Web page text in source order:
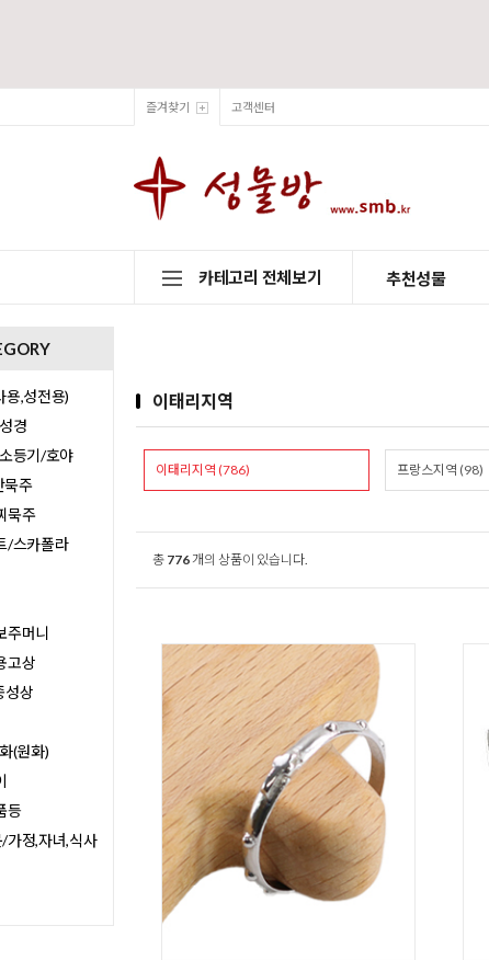
즐겨찾기 고객센터
카테고리 전체보기 추천성물
용,성전용)
경
등기/호야
주
묵주
/스카폴라
주머니
고상
성상
(원화)
등
가정,자녀,식사
이태리지역
이태리지역 (786) 프랑스지역 (98)
총 776 개의 상품이 있습니다.